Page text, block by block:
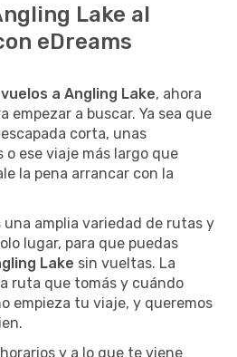
Lake al
eDreams
vuelos a Angling Lake, ahora
empezar a buscar. Ya sea que
corta, unas
ese viaje más largo que
la pena arrancar con la
una amplia variedad de rutas y
lugar, para que puedas
Lake sin vueltas. La
ruta que tomás y cuándo
empieza tu viaje, y queremos
y a lo que te viene